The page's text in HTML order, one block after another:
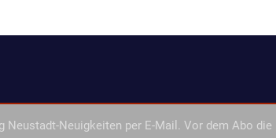
Neustadt-Neuigkeiten per E-Mail. Vor dem Abo die